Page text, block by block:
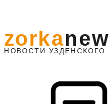
НО ВОСТИ УЗДЕНС КО ГО
zorkanew